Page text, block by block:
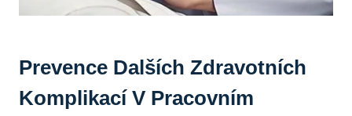
Prevence Dalších Zdravotních
Komplikací V Pracovním